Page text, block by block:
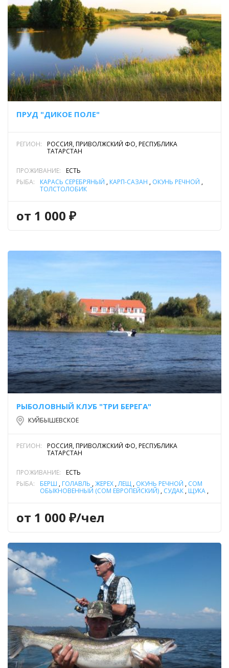
ПРУД "ДИКОЕ ПОЛЕ"
РЕГИОН:
РОССИЯ, ПРИВОЛЖСКИЙ ФО, РЕСПУБЛИКА
ТАТАРСТАН
ПРОЖИВАНИЕ:
ЕСТЬ
РЫБА:
КАРАСЬ СЕРЕБРЯНЫЙ , КАРП-САЗАН , ОКУНЬ РЕЧНОЙ ,
ТОЛСТОЛОБИК
от 1 000 ₽
РЫБОЛОВНЫЙ КЛУБ "ТРИ БЕРЕГА"
КУЙБЫШЕВСКОЕ
РЕГИОН:
РОССИЯ, ПРИВОЛЖСКИЙ ФО, РЕСПУБЛИКА
ТАТАРСТАН
ПРОЖИВАНИЕ:
ЕСТЬ
РЫБА:
БЕРШ , ГОЛАВЛЬ ,ЖЕРЕХ ,ЛЕЩ , ОКУНЬ РЕЧНОЙ , СОМ
ОБЫКНОВЕННЫЙ (СОМ ЕВРОПЕЙСКИЙ) , СУДАК , ЩУКА ,
от 1 000 ₽/чел